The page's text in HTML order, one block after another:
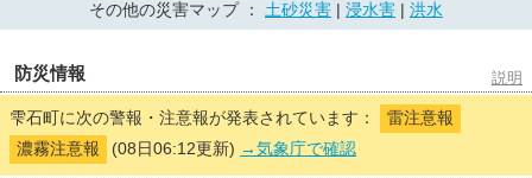
その他の災害マップ ： 土砂災害 浸水害 洪水
防災情報 説明
雫石町に次の警報・注意報が発表されています：
雷注意報
濃霧注意報
(08日06:12更新) →気象庁で確認